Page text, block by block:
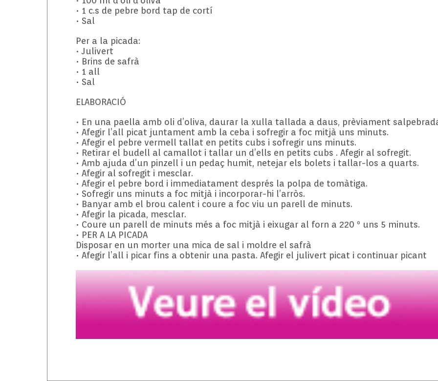
• 1 c.s de pebre bord tap de cortí
• Sal
Per a la picada:
• Julivert
• Brins de safrà
• 1 all
• Sal
ELABORACIÓ
• En una paella amb oli d’oliva, daurar la xulla tallada a daus, prèviament
• Afegir l’all picat juntament amb la ceba i sofregir a foc mitjà uns minuts.
• Afegir el pebre vermell tallat en petits cubs i sofregir uns minuts.
• Retirar el budell al camallot i tallar un d’ells en petits cubs . Afegir al sofregit.
• Amb ajuda d’un pinzell i un pedaç humit, netejar els bolets i tallar-los a quarts.
• Afegir al sofregit i mesclar.
• Afegir el pebre bord i immediatament després la polpa de tomàtiga.
• Sofregir uns minuts a foc mitjà i incorporar-hi l’arròs.
• Banyar amb el brou calent i coure a foc viu un parell de minuts.
• Afegir la picada, mesclar.
• Coure un parell de minuts més a foc mitjà i eixugar al forn a 220 º uns 5 minuts.
• PER A LA PICADA
Disposar en un morter una mica de sal i moldre el safrà
• Afegir l’all i picar fins a obtenir una pasta. Afegir el julivert picat i continuar picant